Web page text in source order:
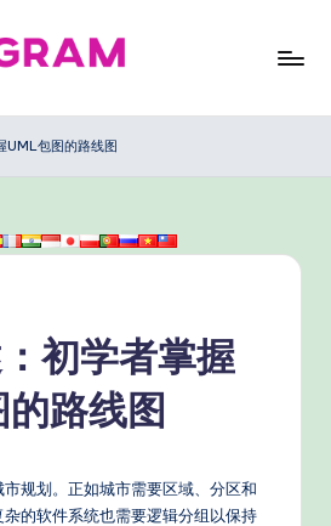
UML包图的路线图
初学者掌握
路线图
规划。正如城市需要区域、分区和
的软件系统也需要逻辑分组以保持